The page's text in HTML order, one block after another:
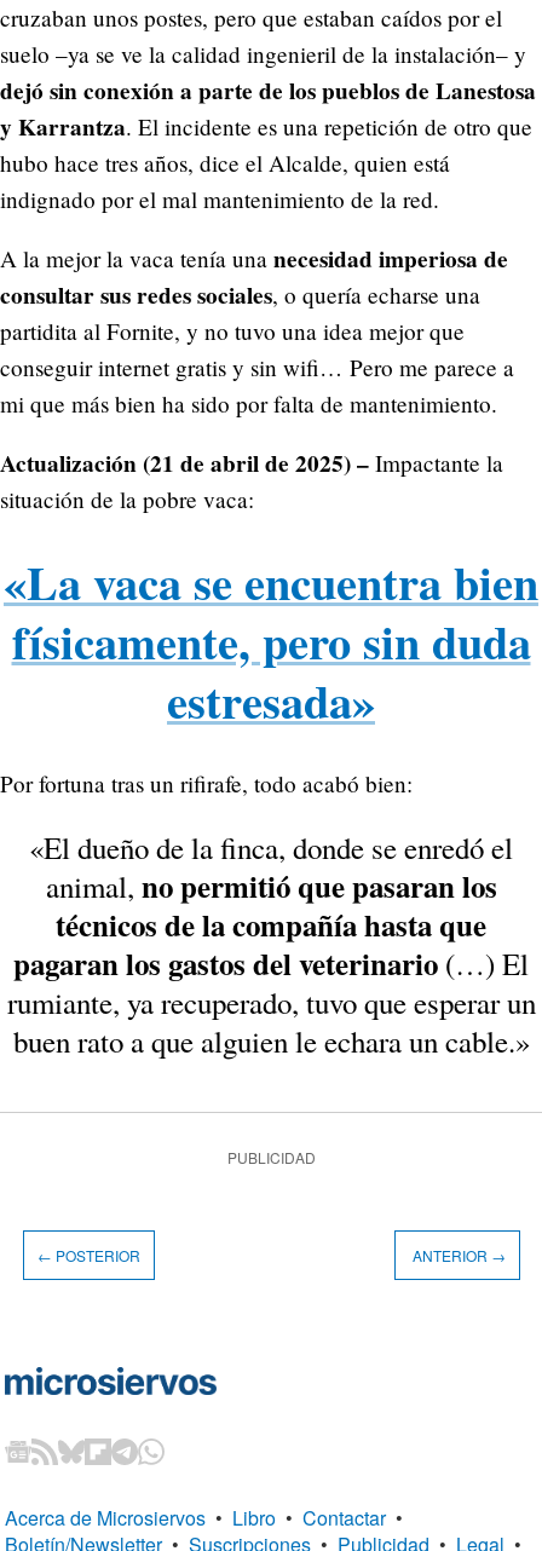
cruzaban unos postes, pero que estaban caídos por el
suelo –ya se ve la calidad ingenieril de la instalación– y
dejó sin conexión a parte de los pueblos de Lanestosa
y Karrantza. El incidente es una repetición de otro que
hubo hace tres años, dice el Alcalde, quien está
indignado por el mal mantenimiento de la red.
A la mejor la vaca tenía una necesidad imperiosa de
consultar sus redes sociales, o quería echarse una
partidita al Fornite, y no tuvo una idea mejor que
conseguir internet gratis y sin wifi… Pero me parece a
mi que más bien ha sido por falta de mantenimiento.
Actualización (21 de abril de 2025) – Impactante la
situación de la pobre vaca:
«La vaca se encuentra bien
físicamente, pero sin duda
estresada»
Por fortuna tras un rifirafe, todo acabó bien:
«El dueño de la finca, donde se enredó el
animal, no permitió que pasaran los
técnicos de la compañía hasta que
pagaran los gastos del veterinario (…) El
rumiante, ya recuperado, tuvo que esperar un
buen rato a que alguien le echara un cable.»
PUBLICIDAD
← POSTERIOR ANTERIOR →
Acerca de Microsiervos • Libro • Contactar •
Boletín/Newsletter • Suscripciones • Publicidad • Legal •